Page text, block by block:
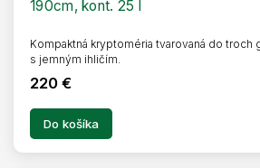
190cm, kont. 25 l
220 €
Do košíka
Kompaktná kryptoméria tvarovaná do troch
s jemným ihličím.